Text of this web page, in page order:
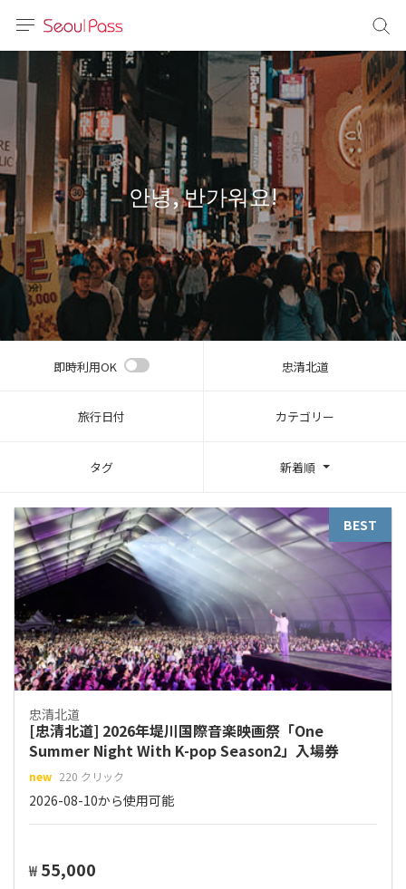
体)
文 (台灣)
안녕, 반가워요!
即時利用OK 忠清北道
旅行日付 カテゴリー
タグ 新着順
BEST
忠清北道
[忠清北道] 2026年堤川国際音楽映画祭「One
Summer Night With K-pop Season2」入場券
new 220 クリック
2026-08-10から使用可能
₩ 55,000